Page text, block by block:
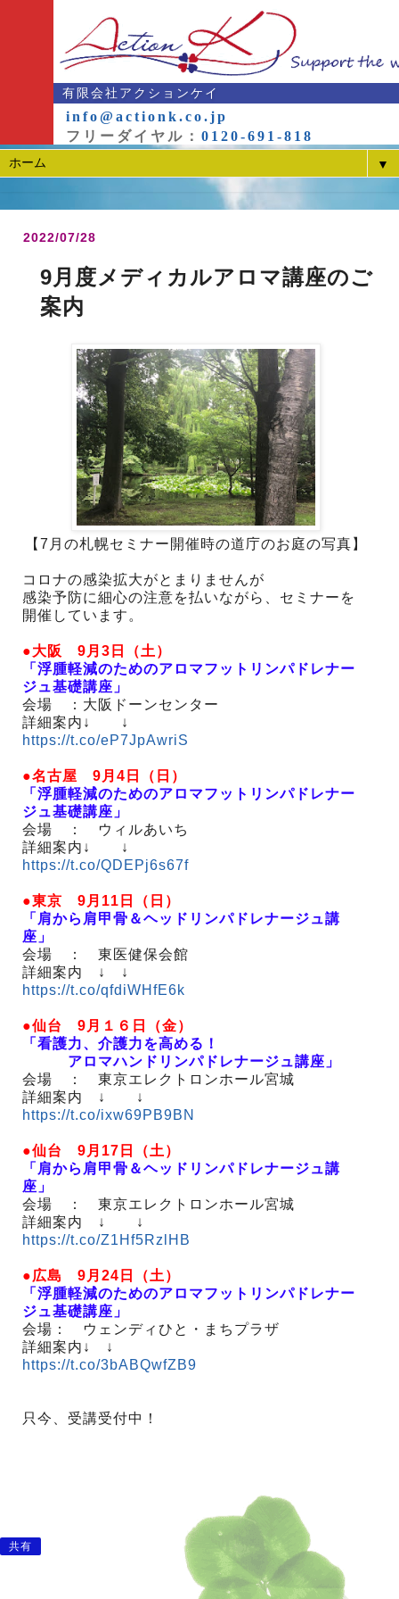
有限会社アクションケイ
info@actionk.co.jp
フリーダイヤル： 0120-691-818
▼
2022/07/28
9月度メディカルアロマ講座のご
案内
【7月の札幌セミナー開催時の道庁のお庭の写真】
コロナの感染拡大がとまりませんが
感染予防に細心の注意を払いながら、セミナーを
開催しています。
●大阪 9月3日（土）
「浮腫軽減のためのアロマフットリンパドレナー
ジュ基礎講座」
会場 ：大阪ドーンセンター
詳細案内↓ ↓
https://t.co/eP7JpAwriS
●名古屋 9月4日（日）
「浮腫軽減のためのアロマフットリンパドレナー
ジュ基礎講座」
会場 ： ウィルあいち
詳細案内↓ ↓
https://t.co/QDEPj6s67f
●東京 9月11日（日）
「肩から肩甲骨＆ヘッドリンパドレナージュ講
座」
会場 ： 東医健保会館
詳細案内 ↓ ↓
https://t.co/qfdiWHfE6k
●仙台 9月１６日（金）
「看護力、介護力を高める！
アロマハンドリンパドレナージュ講座」
会場 ： 東京エレクトロンホール宮城
詳細案内 ↓ ↓
https://t.co/ixw69PB9BN
●仙台 9月17日（土）
「肩から肩甲骨＆ヘッドリンパドレナージュ講
座」
会場 ： 東京エレクトロンホール宮城
詳細案内 ↓ ↓
https://t.co/Z1Hf5RzlHB
●広島 9月24日（土）
「浮腫軽減のためのアロマフットリンパドレナー
ジュ基礎講座」
会場： ウェンディひと・まちプラザ
詳細案内↓ ↓
https://t.co/3bABQwfZB9
只今、受講受付中！
共有